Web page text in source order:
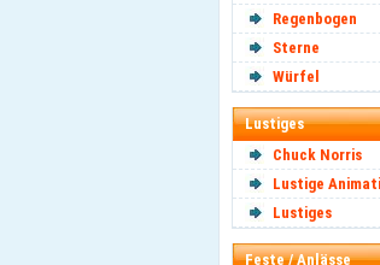
Regenbogen
Sterne
Würfel
Lustiges
Chuck Norris
Lustige
Lustiges
Feste / Anlässe